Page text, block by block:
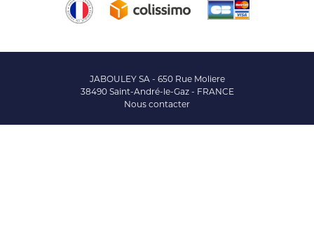
JABOULEY SA - 650 Rue Moliere
38490 Saint-André-le-Gaz - FRANCE
Nous contacter